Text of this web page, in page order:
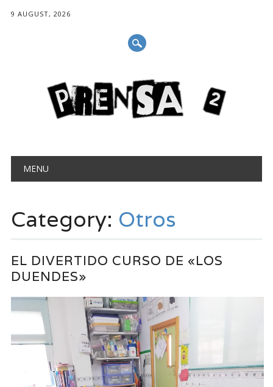
9 AUGUST, 2026
Main menu
MENU
Category: Otros
EL DIVERTIDO CURSO DE «LOS
DUENDES»